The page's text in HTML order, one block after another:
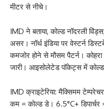
मीटर से नीचे।
IMD ने बताया, कोल्ड नॉदरली
असर। नॉर्थ इंडिया पर वेस्टर्न
कमजोर होने से मौसम पैटर्न।
जारी। आइसोलेटेड पॉकेट्स में
IMD क्राइटेरिया: मैक्सिमम
कम = कोल्ड डे। 6.5°C+ डिपार्चर